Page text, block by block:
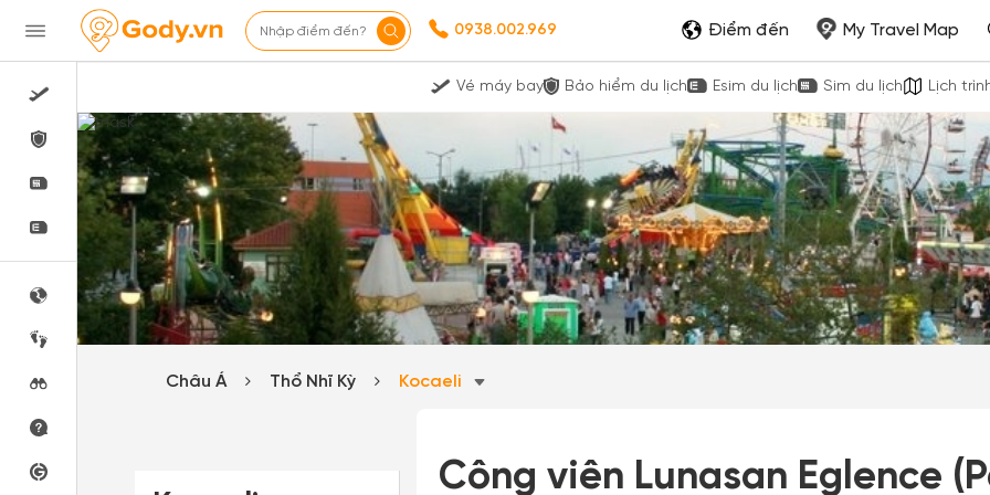
Nhập điểm đến? 0938.002.969 Điểm đến My Travel Map
Vé máy bay Bảo hiểm du lịch Esim du lịch Sim du lịch Lịch
Châu Á Thổ Nhĩ Kỳ Kocaeli
Công viên Lunasan Eglence